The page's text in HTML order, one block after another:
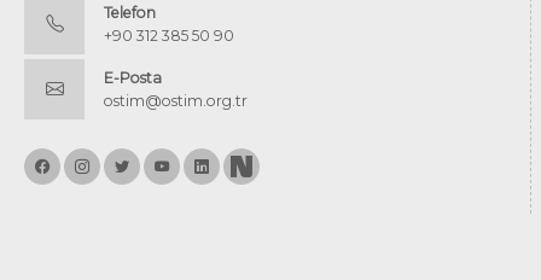
Telefon
+90 312 385 50 90
E-Posta
ostim@ostim.org.tr